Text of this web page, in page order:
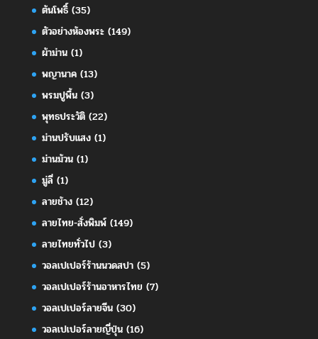
ต้นโพธิ์(35)
ตัวอย่างห้องพระ(149)
ผ้าม่าน(1)
พญานาค(13)
พรมปูพื้น(3)
พุทธประวัติ(22)
ม่านปรับแสง(1)
ม่านม้วน(1)
มู่ลี่(1)
ลายช้าง(12)
ลายไทย-สั่งพิมพ์(149)
ลายไทยทั่วไป(3)
วอลเปเปอร์ร้านนวดสปา(5)
วอลเปเปอร์ร้านอาหารไทย (7)
วอลเปเปอร์ลายจีน(30)
วอลเปเปอร์ลายญี่ปุ่น(16)